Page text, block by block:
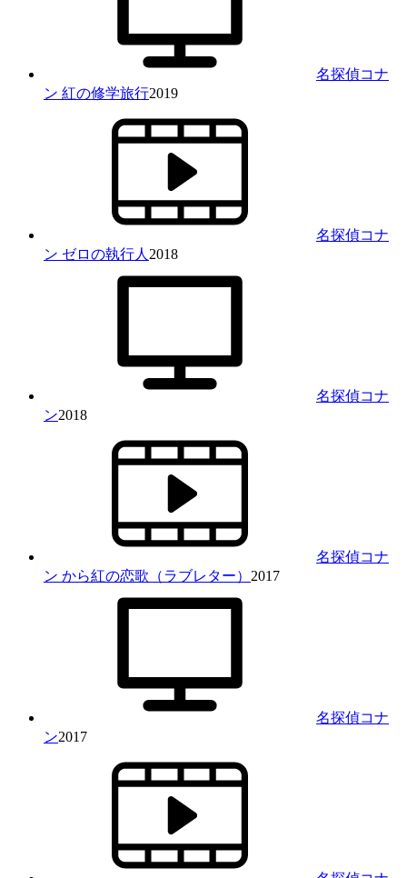
名探偵コナ
ン 紅の修学旅行2019
名探偵コナ
ン ゼロの執行人 2018
名探偵コナ
ン2018
名探偵コナ
ン から紅の恋歌（ラブレター） 2017
名探偵コナ
ン2017